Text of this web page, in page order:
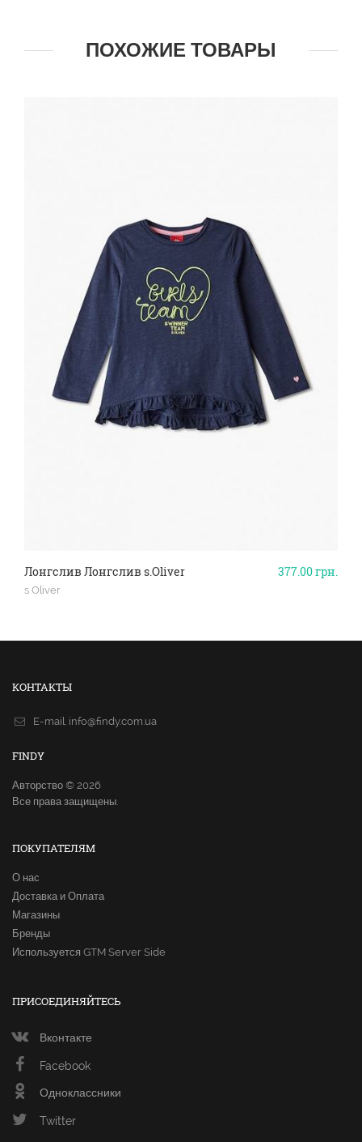
ПОХОЖИЕ ТОВАРЫ
377.00грн.
Лонгслив Лонгслив s.Oliver
s Oliver
КОНТАКТЫ
E-mail. info@findy.com.ua
FINDY
Авторство © 2026
Все права защищены.
ПОКУПАТЕЛЯМ
О нас
Доставка и Оплата
Магазины
Бренды
Используется GTM Server Side
ПРИСОЕДИНЯЙТЕСЬ
Вконтакте
Facebook
Одноклассники
Twitter